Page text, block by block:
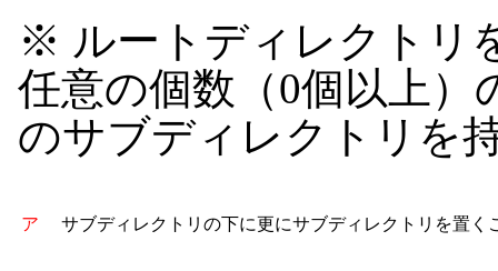
※ ルートディレクトリ
任意の個数（0個以上
のサブディレクトリを
ア サブディレクトリの下に更にサブディレクトリを置く